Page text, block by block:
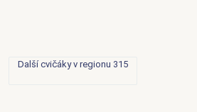
Další cvičáky v regionu 315